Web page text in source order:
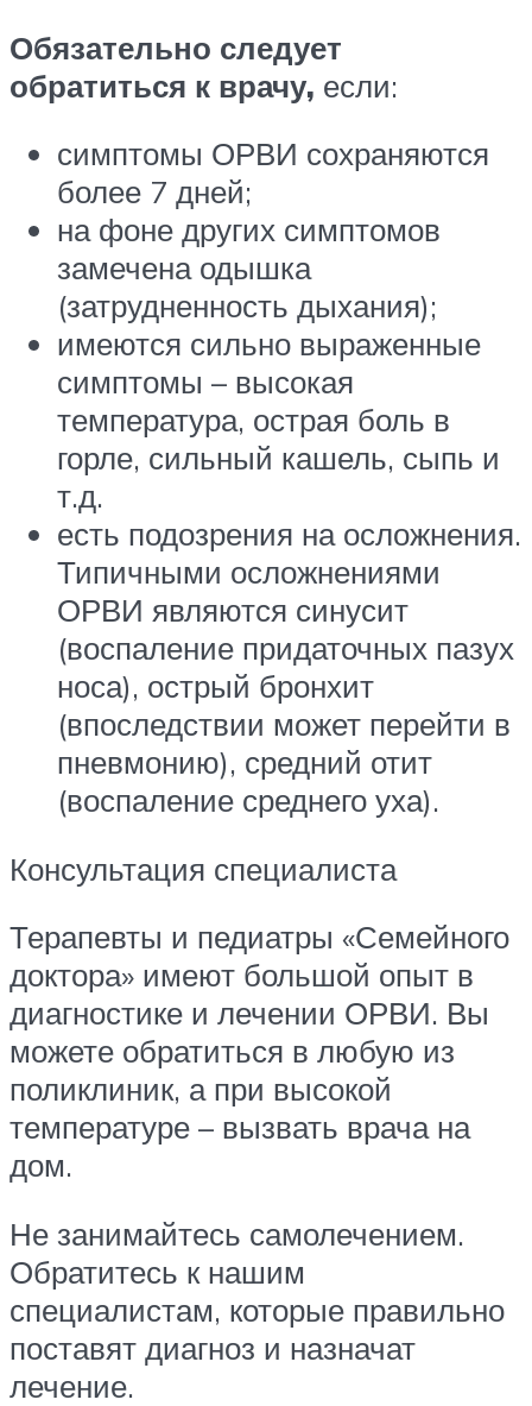
Обязательно следует
обратиться к врачу, если:
симптомы ОРВИ сохраняются
более 7 дней;
на фоне других симптомов
замечена одышка
(затрудненность дыхания);
имеются сильно выраженные
симптомы – высокая
температура, острая боль в
горле, сильный кашель, сыпь и
т.д.
есть подозрения на осложнения.
Типичными осложнениями
ОРВИ являются синусит
(воспаление придаточных пазух
носа), острый бронхит
(впоследствии может перейти в
пневмонию), средний отит
(воспаление среднего уха).
Консультация специалиста
Терапевты и педиатры «Семейного
доктора» имеют большой опыт в
диагностике и лечении ОРВИ. Вы
можете обратиться в любую из
поликлиник, а при высокой
температуре – вызвать врача на
дом.
Не занимайтесь самолечением.
Обратитесь к нашим
специалистам, которые правильно
поставят диагноз и назначат
лечение.